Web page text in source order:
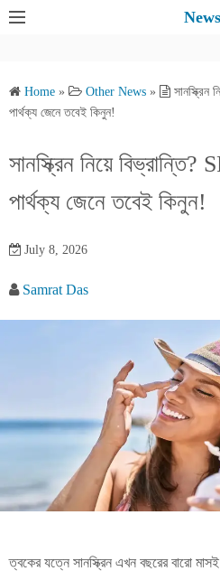
News
Home » Other News »
পার্থক্য জেনে তবেই কিনুন!
সানস্ক্রিন নিয়ে
পার্থক্য জেনে তবেই কিনুন!
July 8, 2026
Samrat Das
ত্বকের যত্নে সানস্ক্রিন এখন বছরের বারো